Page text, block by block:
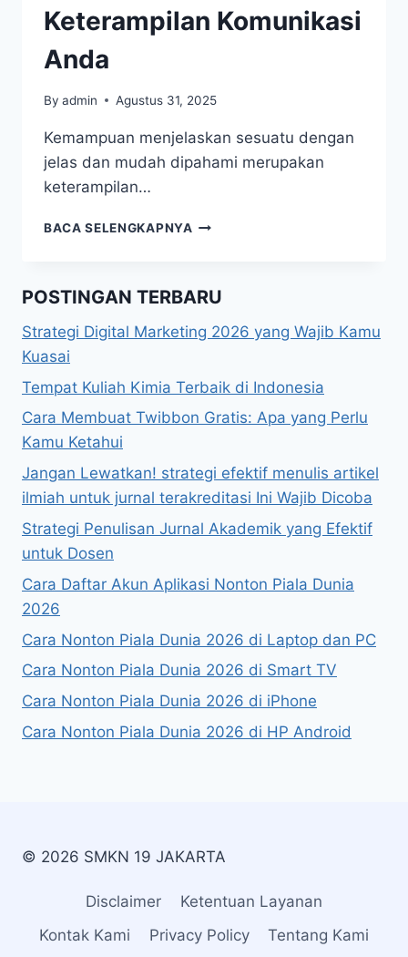
Keterampilan Komunikasi
Anda
By admin Agustus 31, 2025
Kemampuan menjelaskan sesuatu dengan
jelas dan mudah dipahami merupakan
keterampilan…
BACA SELENGKAPNYA KEMAMPUAN
KETERAMPILAN
ANDA
POSTINGAN TERBARU
Strategi Digital Marketing 2026 yang Wajib Kamu
Kuasai
Tempat Kuliah Kimia Terbaik di Indonesia
Cara Membuat Twibbon Gratis: Apa yang Perlu
Kamu Ketahui
Jangan Lewatkan! strategi efektif menulis artikel
ilmiah untuk jurnal terakreditasi Ini Wajib Dicoba
Strategi Penulisan Jurnal Akademik yang Efektif
untuk Dosen
Cara Daftar Akun Aplikasi Nonton Piala Dunia
2026
Cara Nonton Piala Dunia 2026 di Laptop dan PC
Cara Nonton Piala Dunia 2026 di Smart TV
Cara Nonton Piala Dunia 2026 di iPhone
Cara Nonton Piala Dunia 2026 di HP Android
© 2026 SMKN 19 JAKARTA
Disclaimer
Ketentuan Layanan
Kontak Kami
Privacy Policy Tentang Kami